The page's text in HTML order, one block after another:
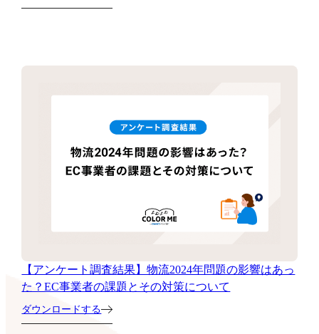
【アンケート調査結果】物流2024年問題の影響はあっ
た？EC事業者の課題とその対策について
ダウンロードする